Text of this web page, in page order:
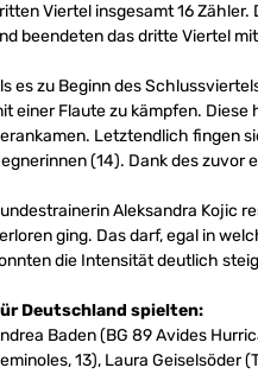
Viertel insgesamt 16
beendeten das dritte Viertel
es zu Beginn des
einer Flaute zu kämpfen.
Letztendlich fingen
(14). Dank des
Aleksandra Kojic
ging. Das darf, egal in
die Intensität deutlich
Deutschland spielten:
Baden (BG 89 Avides
13), Laura Geiselsöder